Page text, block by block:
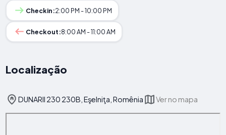
Checkin:2:00 PM - 10:00 PM
Checkout:8:00 AM - 11:00 AM
Localização
DUNARII 230 230B, Eşelniţa, Romênia Ver no mapa